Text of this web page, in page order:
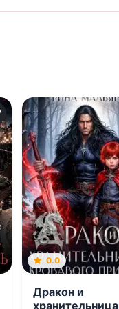
0.0
Дракон и
хранительница